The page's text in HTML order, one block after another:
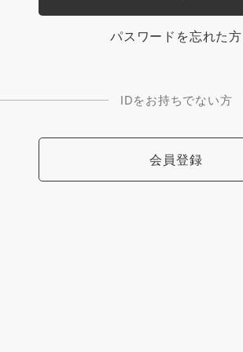
パスワードを忘れた方
IDをお持ちでない方
会員登録